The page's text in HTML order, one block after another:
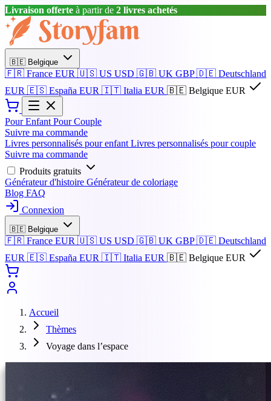
Livraison offerte à partir de 2 livres achetés
🇧🇪 Belgique
🇫🇷 France EUR 🇺🇸 US USD 🇬🇧 UK GBP 🇩🇪 Deutschland
EUR 🇪🇸 España EUR 🇮🇹 Italia EUR 🇧🇪 Belgique EUR
Pour Enfant Pour Couple
Suivre ma commande
Livres personnalisés pour enfant Livres personnalisés pour couple
Suivre ma commande
Produits gratuits
Générateur d'histoire Générateur de coloriage
Blog FAQ
Connexion
🇧🇪 Belgique
🇫🇷 France EUR 🇺🇸 US USD 🇬🇧 UK GBP 🇩🇪 Deutschland
EUR 🇪🇸 España EUR 🇮🇹 Italia EUR 🇧🇪 Belgique EUR
Accueil
Thèmes
Voyage dans l’espace